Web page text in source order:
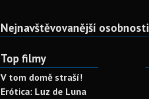
Nejnavštěvovanější osobnosti
Top filmy
V tom domě straší!
Erótica: Luz de Luna